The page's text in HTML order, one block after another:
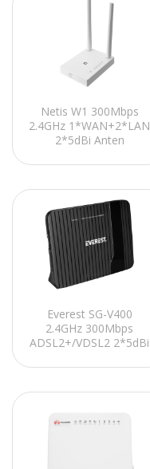
Netis W1 300Mbps
2.4GHz 1*WAN+2*LAN
2*5dBi Anten
Smart Kablosuz Router
Everest SG-V400
2.4GHz 300Mbps
ADSL2+/VDSL2 2*5dBi
Destekli Kablosuz